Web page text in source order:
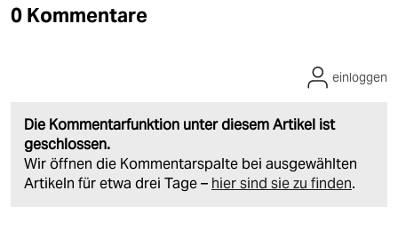
0 Kommentare
Die Kommentarfunktion unter diesem Artikel ist
geschlossen.
Wir öffnen die Kommentarspalte bei ausgewählten
Artikeln für etwa drei Tage – hier sind sie zu finden.
einloggen